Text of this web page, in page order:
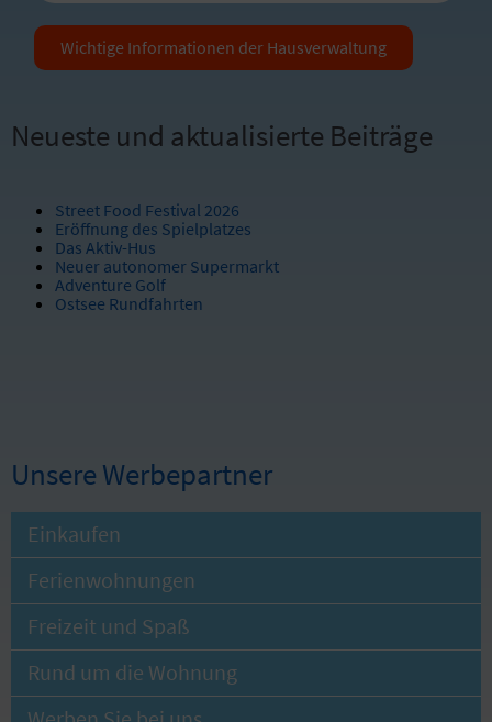
Neueste und aktualisierte Beiträge
Street Food Festival 2026
Eröffnung des Spielplatzes
Das Aktiv-Hus
Neuer autonomer Supermarkt
Adventure Golf
Ostsee Rundfahrten
Unsere Werbepartner
Einkaufen
Ferienwohnungen
Freizeit und Spaß
Rund um die Wohnung
Wichtige Informationen der Hausverwaltung